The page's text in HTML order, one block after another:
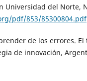
Universidad del Norte,
pdf/853/85300804.pdf
de los errores.
de innovación,